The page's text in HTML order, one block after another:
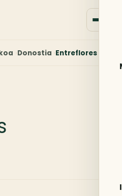
Donostia Entreflores